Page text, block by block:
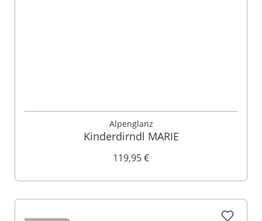
Alpenglanz
Kinderdirndl MARIE
119,95 €